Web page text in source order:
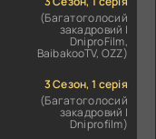
(Багатоголосий
закадровий |
DniproFilm,
BaibakooTV, OZZ)
3 Сезон, 1 серія
(Багатоголосий
закадровий |
Dniprofilm)